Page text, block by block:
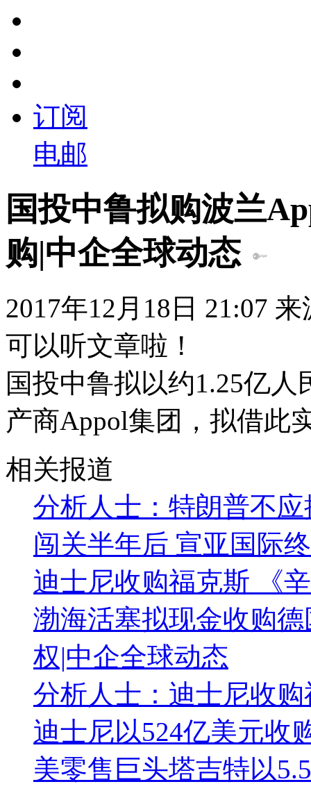
订阅
电邮
国投中鲁拟购波兰
购|中企全球动态
2017年12月18日 21:07
可以听文章啦！
国投中鲁拟以约1.25亿
产商Appol集团，拟借此
相关报道
分析人士：特朗普不
闯关半年后 宣亚国际
迪士尼收购福克斯 《
渤海活塞拟现金收购
权|中企全球动态
分析人士：迪士尼收
迪士尼以524亿美元收
美零售巨头塔吉特以